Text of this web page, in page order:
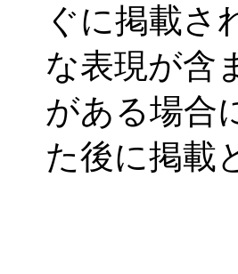
ぐに掲載さ
な表現が含
がある場合
た後に掲載